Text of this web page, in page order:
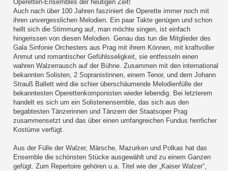
Operetten-Ensembles der heutigen Zeit!
Auch nach über 100 Jahren fasziniert die Operette immer noch mit
ihren unvergesslichen Melodien. Ein paar Takte genügen und schon
hellt sich die Stimmung auf, man möchte singen, ist einfach
hingerissen von diesen Melodien. Genau das tun die Mitglieder des
Gala Sinfonie Orchesters aus Prag mit ihrem Können, mit kraftvoller
Anmut und romantischer Gefühlsseligkeit, sie entfesseln einen
wahren Walzerrausch auf der Bühne. Zusammen mit den international
bekannten Solisten, 2 Sopranistinnen, einem Tenor, und dem Johann
Strauß Ballett wird die schier überschäumende Melodienfülle der
bekanntesten Operettenkomponisten wieder lebendig. Bei letzterem
handelt es sich um ein Solistenensemble, das sich aus den
begabtesten Tänzerinnen und Tänzern der Staatsoper Prag
zusammensetzt und das über einen umfangreichen Fundus herrlicher
Kostüme verfügt.
Aus der Fülle der Walzer, Märsche, Mazurken und Polkas hat das
Ensemble die schönsten Stücke ausgewählt und zu einem Ganzen
gefügt. Zum Repertoire gehören u.a. Titel wie der „Kaiser Walzer“,